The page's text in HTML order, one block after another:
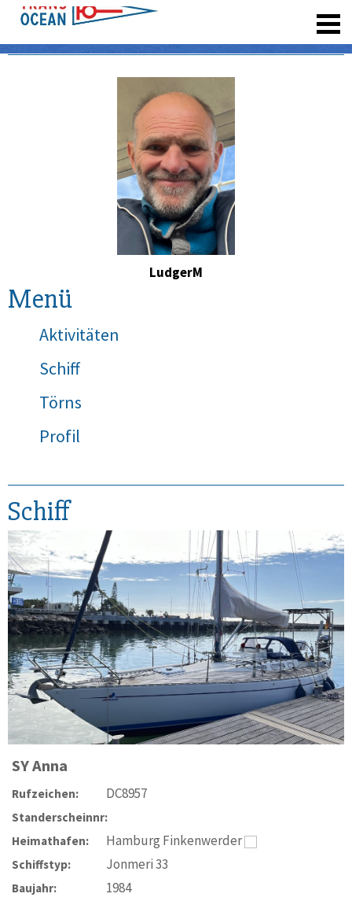
LudgerM
Menü
Aktivitäten
Schiff
Törns
Profil
Schiff
SYAnna
Rufzeichen: DC8957
Standerscheinnr:
Heimathafen:
Hamburg Finkenwerder
Schiffstyp: Jonmeri 33
Baujahr: 1984